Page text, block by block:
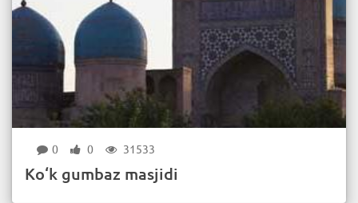
0 0 31533
Ko‘k gumbaz masjidi